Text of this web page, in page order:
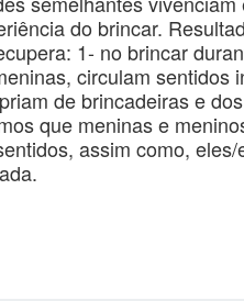
do brincar.
1- no brincar
circulam sentidos
de brincadeiras e
que meninas e
assim como,